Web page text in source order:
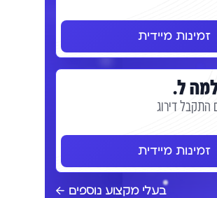
זמינות מיידית
ל.
התקבל דירוג
זמינות מיידית
בעלי מקצוע נוספים